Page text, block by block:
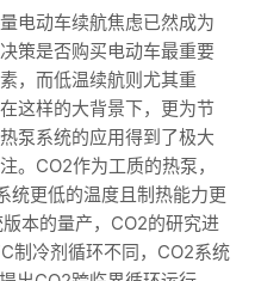
电动车续航焦虑已然成为
策是否购买电动车最重要
，而低温续航则尤其重
这样的大背景下，更为节
泵系统的应用得到了极大
。CO2作为工质的热泵，
统更低的温度且制热能力更
本的量产，CO2的研究进
制冷剂循环不同，CO2系统